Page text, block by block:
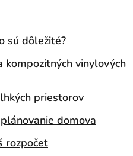
sú dôležité?
kompozitných vinylových
priestorov
domova
rozpočet